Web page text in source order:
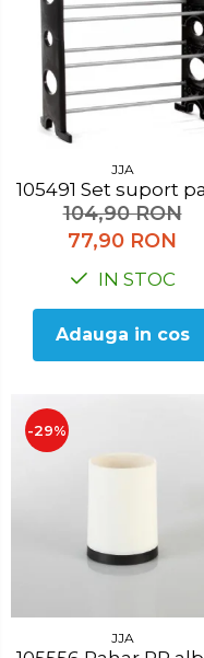
JJA
105491 Set
104,90 RON
77,90 RON
IN STOC
Adauga in cos
-29%
JJA